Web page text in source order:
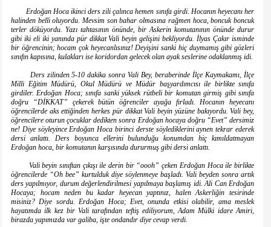
Erdoğan Hoca ikinci ders zili çalınca hemen sınıfa girdi. Hocanın heyecanı her
halinden belli oluyordu. Mevsim son bahar olmasına rağmen hoca, boncuk boncuk
terler döküyordu. Yazı tahtasının önünde, bir Askerin komutanının önünde durur
gibi iki eli iki yanında pür dikkat Vali beyin gelişini bekliyordu. İlyas Çakır isminde
bir öğrencinin; hocam çok heyecanlısınız! Deyişini sanki hiç duymamış gibi gözleri
sınıfın kapısına, kulakları ise koridordan gelecek olan ayak seslerine odaklanmış idi.
Ders zilinden 5-10 dakika sonra Vali Bey, beraberinde İlçe Kaymakamı, İlçe
Milli Eğitim Müdürü, Okul Müdürü ve Müdür başyardımcısı ile birlikte sınıfa
girdiler. Erdoğan Hoca; sınıfa sanki yüksek rütbeli bir komutan girmiş gibi sınıfa
doğru “DİKKAT” çekerek bütün öğrenciler ayağa fırladı. Hocanın heyecanı
öğrencilerde aks ettiğinden herkes pür dikkat Vali beyin yüzüne bakıyordu. Vali bey,
öğrencilere oturun çocuklar dedikten sonra Erdoğan hocaya doğru “Evet” dersimiz
ne! Diye söyleyince Erdoğan Hoca birinci derste söylediklerini aynen tekrar ederek
dersi anlattı. Ders boyunca ellerini bulunduğu konumdan hiç kımıldatmayan
Erdoğan hoca, bir komutanın karşısında dururmuş gibi dersi anlattı.
Vali beyin sınıftan çıkışı ile derin bir “oooh” çeken Erdoğan Hoca ile birlikte
öğrencilerde “Oh bee” kurtulduk diye söylenmeye başladı. Vali beyden sonra artık
ders yapılmıyor, durum değerlendirilmesi yapılmaya başlamış idi. Ali Can Erdoğan
Hocaya; hocam neden bu kadar heyecan yaptınız, halen Askerliğin tesirinde
misiniz? Diye sordu. Erdoğan Hoca; Evet, onunda etkisi olabilir, ama meslek
hayatımda ilk kez bir Vali tarafından teftiş ediliyorum, Adam Mülki idare Amiri,
birazda yapımızda var galiba, işte ondandır diye cevap verdi.